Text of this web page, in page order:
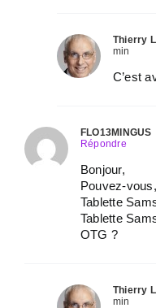
Thierry
min
C’est
FLO13MINGUS
Répondre
Bonjour,
Pouvez-
Tablette
Tablette
OTG ?
Thierry
min